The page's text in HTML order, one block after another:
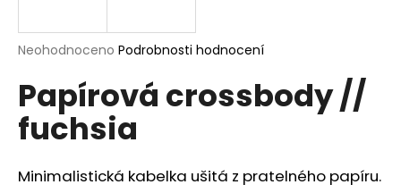
Průměrné
produktu
je
0,0
hvězdiček.
Neohodnoceno Podrobnosti hodnocení
Papírová crossbody //
fuchsia
Minimalistická kabelka ušitá z pratelného papíru.
j
t
?